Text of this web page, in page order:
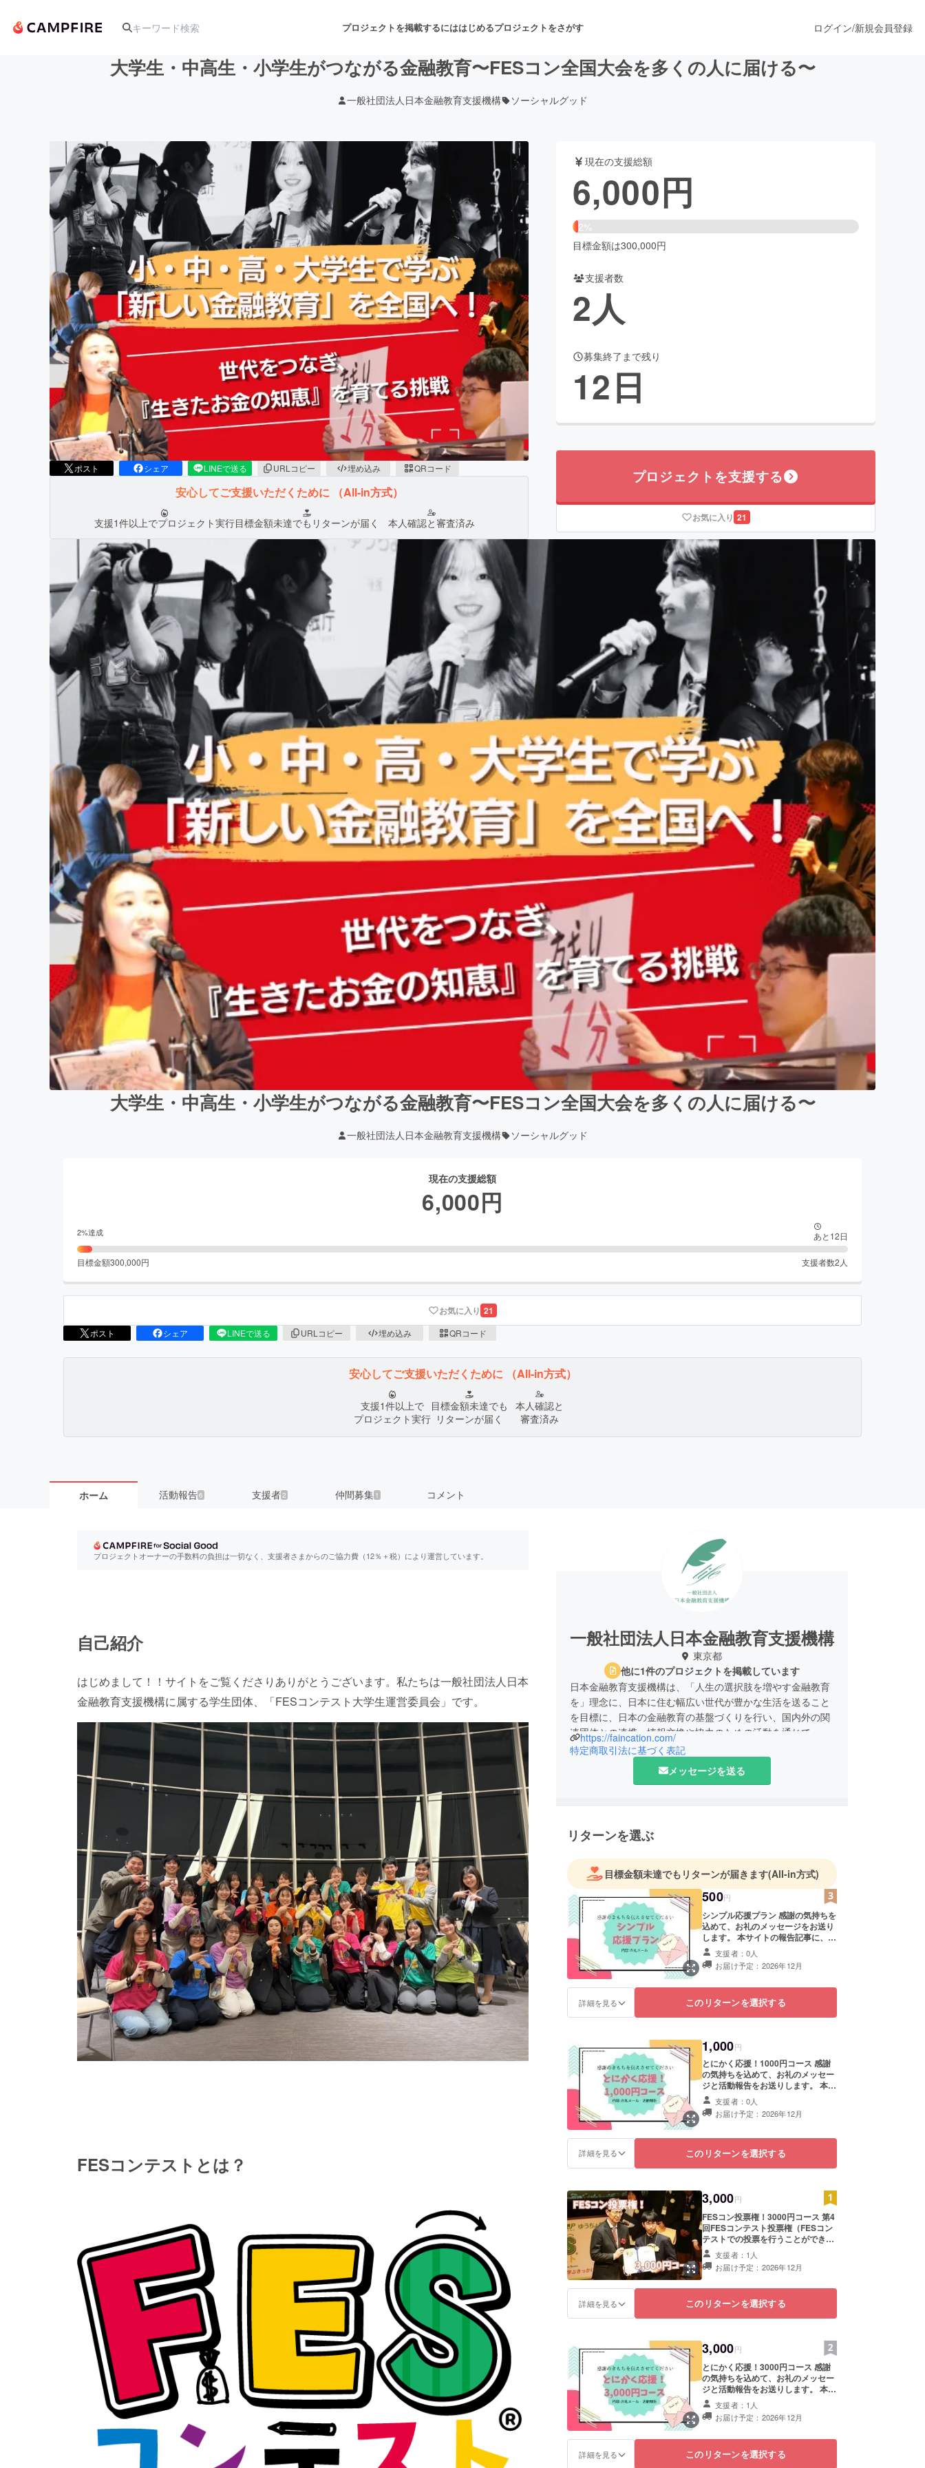
プロジェクトを掲載するにははじめるプロジェクトをさがす
アート・写真 音楽 舞台・パフォーマンス
テクノロジー・ガジェット ゲーム・サービス開発 フード・飲食店
映像・映画 書籍・雑誌出版 アニメ・漫画
ビジネス・起業 チャレンジ ビューティー・ヘルスケア
まちづくり・地域活性化
CAMPFIRE for Social GoodCAMPFIRE Creation
CAMPFIREふるさと納税machi-yaコミュニティ
ログイン/新規会員登録
大学生・中高生・小学生がつながる金融教育〜FESコン全国大会を多くの人に届ける〜
一般社団法人日本金融教育支援機構 ソーシャルグッド
ポスト シェア LINEで送る URLコピー 埋め込み QRコード
安心してご支援いただくために （All-in方式）
支援1件以上でプロジェクト実行目標金額未達でもリターンが届く 本人確認と審査済み
現在の支援総額
6,000円
2%
目標金額は300,000円
支援者数
2人
募集終了まで残り
12日
プロジェクトを支援する
お気に入り 21
大学生・中高生・小学生がつながる金融教育〜FESコン全国大会を多くの人に届ける〜
一般社団法人日本金融教育支援機構 ソーシャルグッド
現在の支援総額
6,000円
2%達成 あと 12日
目標金額300,000円 支援者数2 人
お気に入り 21
ポスト シェア LINEで送る URLコピー 埋め込み QRコード
安心してご支援いただくために （All-in方式）
支援1件以上で
プロジェクト実行
目標金額未達でも
リターンが届く
本人確認と
審査済み
ホーム 活動報告6 支援者 2 仲間募集 1 コメント
プロジェクトオーナーの手数料の負担は一切なく、支援者さまからのご協力費（12％＋税）により運営しています。
自己紹介
はじめまして！！サイトをご覧くださりありがとうございます。私たちは一般社団法人日本
金融教育支援機構に属する学生団体、「FESコンテスト大学生運営委員会」です。
FESコンテストとは？
一般社団法人日本金融教育支援機構
東京都
他に1件のプロジェクトを掲載しています
日本金融教育支援機構は、「人生の選択肢を増やす金融教育
を」理念に、日本に住む幅広い世代が豊かな生活を送ること
を目標に、日本の金融教育の基盤づくりを行い、国内外の関
連団体との連携、情報交換や協力のための活動を通じて、健
全な業界の発展と、金融教育の活性化を図っています。
事業として、「イベント事業」「学生のキャリア教育の実行
当機構の活動を通じて、お金に関する「使う」「稼ぐ」「納
の8つの力を総合的に育成し、社会で生き抜く力を習得でき
る環境の構築を目指しています。
https://faincation.com/
特定商取引法に基づく表記
メッセージを送る
リターンを選ぶ
目標金額未達でもリターンが届きます(All-in方式)
500円
シンプル応援プラン 感謝の気持ちを
込めて、お礼のメッセージをお送り
します。 本サイトの報告記事に、支
援者様のお名前（ニックネーム）を
掲載させていただくことがありま
す。ご希望のお名前（ニックネー
は、支援後にこちらからご連絡しま
す。 ・掲載期間：プロジェクト終了
ください。
支援者：0人
お届け予定：2026年12月
詳細を見る このリターンを選択する
1,000円
とにかく応援！1000円コース 感謝
の気持ちを込めて、お礼のメッセー
ジと活動報告をお送りします。 本サ
イトの報告記事に、支援者様のお名
前（ニックネーム）を掲載させてい
ただくことがあります。ご希望のお
記入ください。 ・ロゴやバナー掲載
をご希望の場合は、支援後にこちら
からご連絡します。 ・掲載期間：プ
はその旨ご記入ください。 リターン
内容：お礼メッセージ、活動報告 注
意：FESコン投票権は含まれており
ません。ご了承ください。 また、以
下のリターンと同じものになりま
す。：「とにかく応援！3,000コー
ス」、「とにかく応援！5,000コー
ス」、「とにかく応援！10,000コー
ス」
支援者：0人
お届け予定：2026年12月
詳細を見る このリターンを選択する
3,000円
FESコン投票権！3000円コース 第4
回FESコンテスト投票権（FESコン
テストでの投票を行うことができま
す・希望の方のみ）及び、感謝の気
持ちを込めてお礼のメッセージと活
動報告をお送りさせていただきま
させていただくことがあります。ご
希望のお名前（ニックネーム）を備
ナー掲載をご希望の場合は、支援後
にこちらからご連絡します。 ・掲載
期間：プロジェクト終了から1年間
掲載いたします。 ・掲載を希望され
ない場合はその旨ご記入ください。
リターン内容：第4回FESコンテス
ト投票権、お礼メッセージ、活動報
告 注意：「FESコン投票権！5000
円コース」、「FESコン投票権！1
万円コース」と同じリターンになり
ます。
支援者：1人
お届け予定：2026年12月
詳細を見る このリターンを選択する
3,000円
とにかく応援！3000円コース 感謝
の気持ちを込めて、お礼のメッセー
ジと活動報告をお送りします。 本サ
イトの報告記事に、支援者様のお名
前（ニックネーム）を掲載させてい
ただくことがあります。ご希望のお
をご希望の場合は、支援後にこちら
支援者：1人
お届け予定：2026年12月
詳細を見る このリターンを選択する